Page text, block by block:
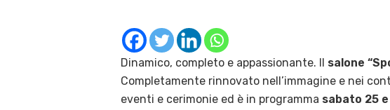
Dinamico, completo e appassionante. Il salone
Completamente rinnovato nell’immagine e nei
eventi e cerimonie ed è in programma sabato 25